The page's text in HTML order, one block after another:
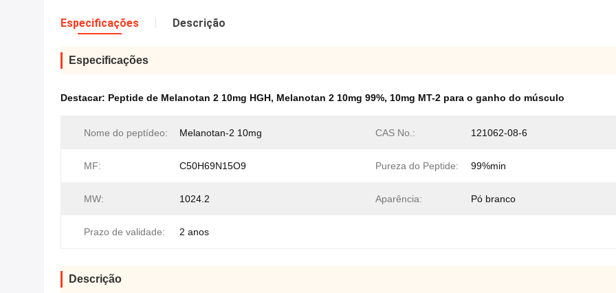
Especificações Descrição
Especificações
Destacar: Peptide de Melanotan 2 10mg HGH, Melanotan 2 10mg 99%, 10mg MT-2 para o ganho do músculo
Nome do peptídeo: Melanotan-2 10mg CAS No.: 121062-08-6
MF: C50H69N15O9 Pureza do Peptide: 99%min
MW: 1024.2 Aparência: Pó branco
Prazo de validade: 2 anos
Descrição